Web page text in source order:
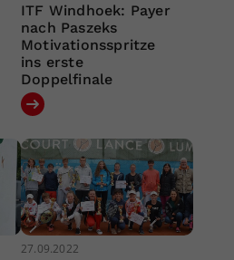
ITF Windhoek: Payer
nach Paszeks
Motivationsspritze
ins erste
Doppelfinale
27.09.2022